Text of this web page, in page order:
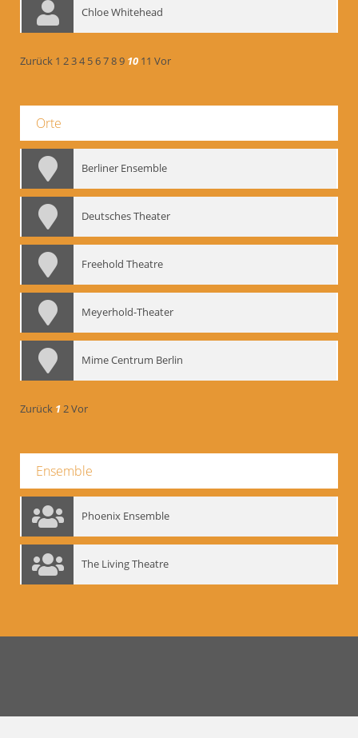
Chloe Whitehead
Zurück 1 234 56789 10 11 Vor
Orte
Berliner Ensemble
Deutsches Theater
Freehold Theatre
Meyerhold-Theater
Mime Centrum Berlin
Zurück 12Vor
Ensemble
Phoenix Ensemble
The Living Theatre